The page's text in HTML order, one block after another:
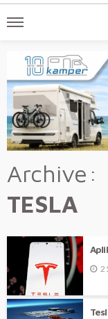
Archive
TESLA